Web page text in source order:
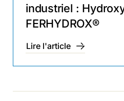
industriel :
FERHYDROX®
Lire l'article